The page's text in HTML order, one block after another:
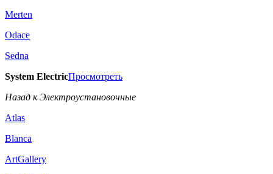
Merten
Odace
Sedna
System ElectricПросмотреть
Назад к Электроустановочные
Atlas
Blanca
ArtGallery